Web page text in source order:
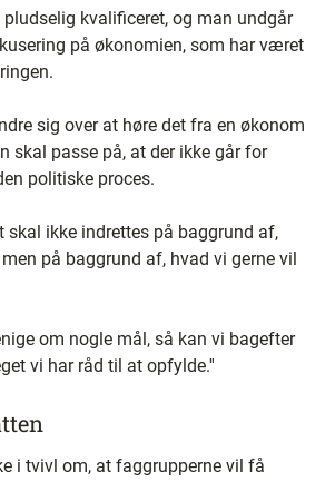
kvalificeret, og man undgår
på økonomien, som har været
sig over at høre det fra en økonom
skal passe på, at der ikke går for
politiske proces.
ikke indrettes på baggrund af,
på baggrund af, hvad vi gerne vil
om nogle mål, så kan vi bagefter
vi har råd til at opfylde.''
i tvivl om, at faggrupperne vil få